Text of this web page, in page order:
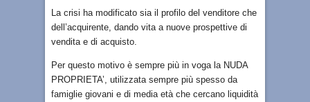
La crisi ha modificato sia il profilo del venditore che
dell’acquirente, dando vita a nuove prospettive di
vendita e di acquisto.
Per questo motivo è sempre più in voga la NUDA
PROPRIETA’, utilizzata sempre più spesso da
famiglie giovani e di media età che cercano liquidità